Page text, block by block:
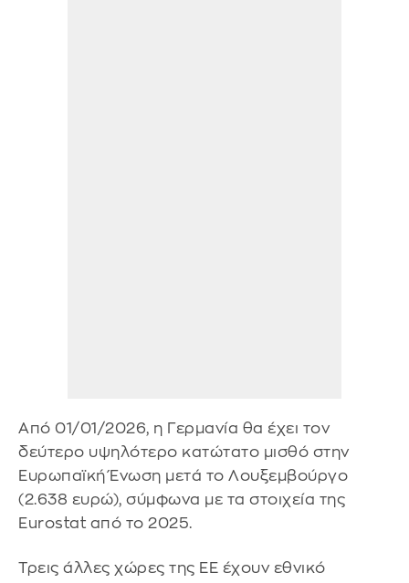
Από 01/01/2026, η Γερμανία θα έχει τον
δεύτερο υψηλότερο κατώτατο μισθό στην
Ευρωπαϊκή Ένωση μετά το Λουξεμβούργο
(2.638 ευρώ), σύμφωνα με τα στοιχεία της
Eurostat από το 2025.
Τρεις άλλες χώρες της ΕΕ έχουν εθνικό